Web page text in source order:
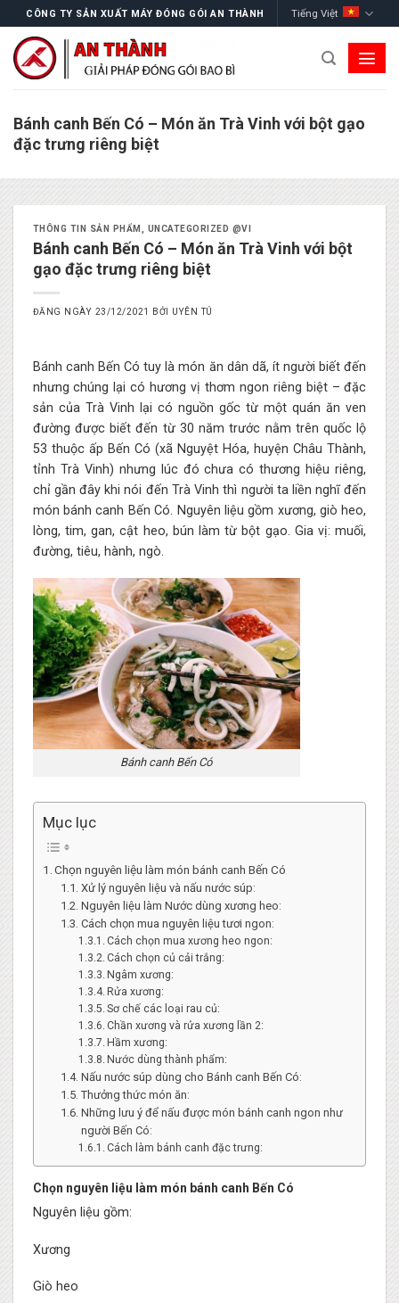
to
content
CÔNG TY SẢN XUẤT MÁY ĐÓNG GÓI AN THÀNH Tiếng Việt
Bánh canh Bến Có – Món ăn Trà Vinh với bột gạo
đặc trưng riêng biệt
THÔNG TIN SẢN PHẨM UNCATEGORIZED @VI
Bánh canh Bến Có – Món ăn Trà Vinh với bột
gạo đặc trưng riêng biệt
ĐĂNG NGÀY 23/12/2021 BỞI UYÊN TÚ
Bánh canh Bến Có tuy là món ăn dân dã, ít người biết đến
nhưng chúng lại có hương vị thơm ngon riêng biệt – đặc
sản của Trà Vinh lại có nguồn gốc từ một quán ăn ven
đường được biết đến từ 30 năm trước nằm trên quốc lộ
53 thuộc ấp Bến Có (xã Nguyệt Hóa, huyện Châu Thành,
tỉnh Trà Vinh) nhưng lúc đó chưa có thương hiệu riêng,
chỉ gần đây khi nói đến Trà Vinh thì người ta liền nghĩ đến
món bánh canh Bến Có. Nguyên liệu gồm xương, giò heo,
lòng, tim, gan, cật heo, bún làm từ bột gạo. Gia vị: muối,
đường, tiêu, hành, ngò.
Bánh canh Bến Có
Mục lục
Chọn nguyên liệu làm món bánh canh Bến Có
Xử lý nguyên liệu và nấu nước súp:
Nguyên liệu làm Nước dùng xương heo:
Cách chọn mua nguyên liệu tươi ngon:
Cách chọn mua xương heo ngon:
Cách chọn củ cải trắng:
Ngâm xương:
Rửa xương:
Sơ chế các loại rau củ:
Chần xương và rửa xương lần 2:
Hầm xương:
Nước dùng thành phẩm:
Nấu nước súp dùng cho Bánh canh Bến Có:
Thưởng thức món ăn:
Những lưu ý để nấu được món bánh canh ngon như
người Bến Có:
Cách làm bánh canh đặc trưng:
Chọn nguyên liệu làm món bánh canh Bến Có
Nguyên liệu gồm:
Xương
Giò heo